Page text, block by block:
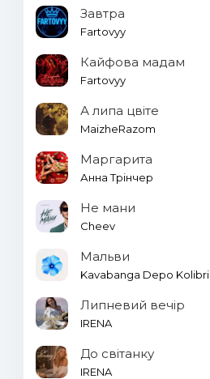
Завтра
Fartovyy
Кайфова мадам
Fartovyy
А липа цвіте
MaizheRazom
Маргарита
Анна Трінчер
Не мани
Cheev
Мальви
Kavabanga Depo Kolibri
Липневий вечір
IRENA
До світанку
IRENA